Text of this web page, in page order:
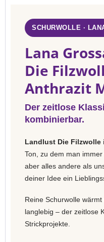
SCHURWOLLE ·
Lana
Die
Anthrazit
Der zeitlose
kombinierbar.
Landlust Die Filzwolle
Ton, zu dem man
aber alles andere als
deiner Idee ein
Reine Schurwolle
langlebig – der zeitlose
Strickprojekte.